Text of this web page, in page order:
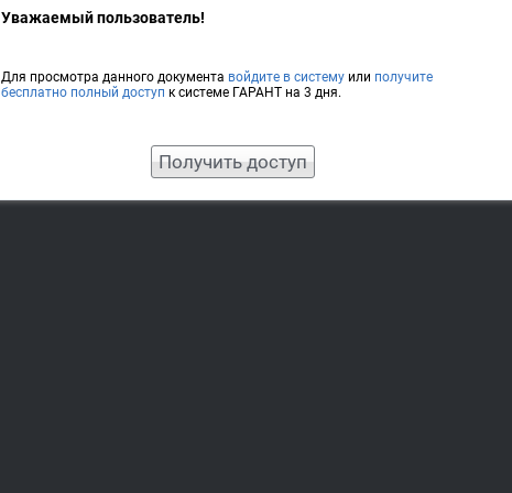
Уважаемый пользователь!
Для просмотра данного документа войдите в систему или получите
бесплатно полный доступ к системе ГАРАНТ на 3 дня.
Получить доступ